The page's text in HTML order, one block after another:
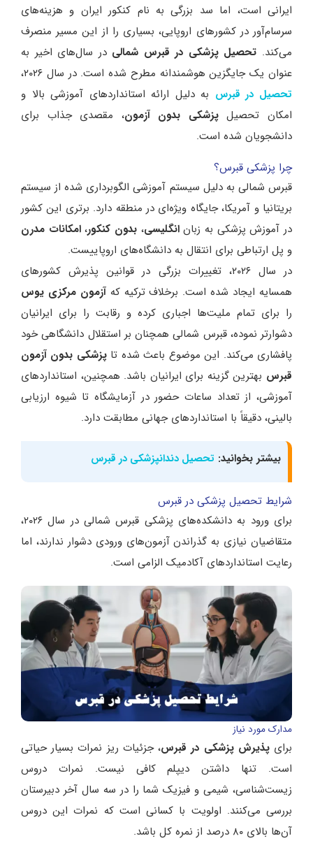
ایرانی است، اما سد بزرگی به نام کنکور ایران و هزینه‌های
سرسام‌آور در کشورهای اروپایی، بسیاری را از این مسیر منصرف
می‌کند. تحصیل پزشکی در قبرس شمالی در سال‌های اخیر به
عنوان یک جایگزین هوشمندانه مطرح شده است. در سال ۲۰۲۶،
تحصیل در قبرس به دلیل ارائه استانداردهای آموزشی بالا و
امکان تحصیلپزشکی بدون آزمون، مقصدی جذاب برای
دانشجویان شده است.
چرا پزشکی قبرس؟
قبرس شمالی به دلیل سیستم آموزشی الگوبرداری شده از سیستم
بریتانیا و آمریکا، جایگاه ویژه‌ای در منطقه دارد. برتری این کشور
در آموزش پزشکی به زبانانگلیسی، بدون کنکور،امکانات مدرن
و پل ارتباطی برای انتقال به دانشگاه‌های اروپاییست.
در سال ۲۰۲۶، تغییرات بزرگی در قوانین پذیرش کشورهای
همسایه ایجاد شده است. برخلاف ترکیه کهآزمون مرکزی یوس
را برای تمام ملیت‌ها اجباری کرده و رقابت را برای ایرانیان
دشوارتر نموده، قبرس شمالی همچنان بر استقلال دانشگاهی خود
پافشاری می‌کند. این موضوع باعث شده تاپزشکی بدون آزمون
قبرس بهترین گزینه برای ایرانیان باشد. همچنین، استانداردهای
آموزشی، از تعداد ساعات حضور در آزمایشگاه تا شیوه ارزیابی
بالینی، دقیقاً با استانداردهای جهانی مطابقت دارد.
بیشتر بخوانید: تحصیل دندانپزشکی در قبرس
شرایط تحصیل پزشکی در قبرس
برای ورود به دانشکده‌های پزشکی قبرس شمالی در سال ۲۰۲۶،
متقاضیان نیازی به گذراندن آزمون‌های ورودی دشوار ندارند، اما
رعایت استانداردهای آکادمیک الزامی است.
مدارک مورد نیاز
برایپذیرش پزشکی در قبرس، جزئیات ریز نمرات بسیار حیاتی
است. تنها داشتن دیپلم کافی نیست. نمرات دروس
زیست‌شناسی، شیمی و فیزیک شما را در سه سال آخر دبیرستان
بررسی می‌کنند. اولویت با کسانی است که نمرات این دروس
آن‌ها بالای ۸۰ درصد از نمره کل باشد.